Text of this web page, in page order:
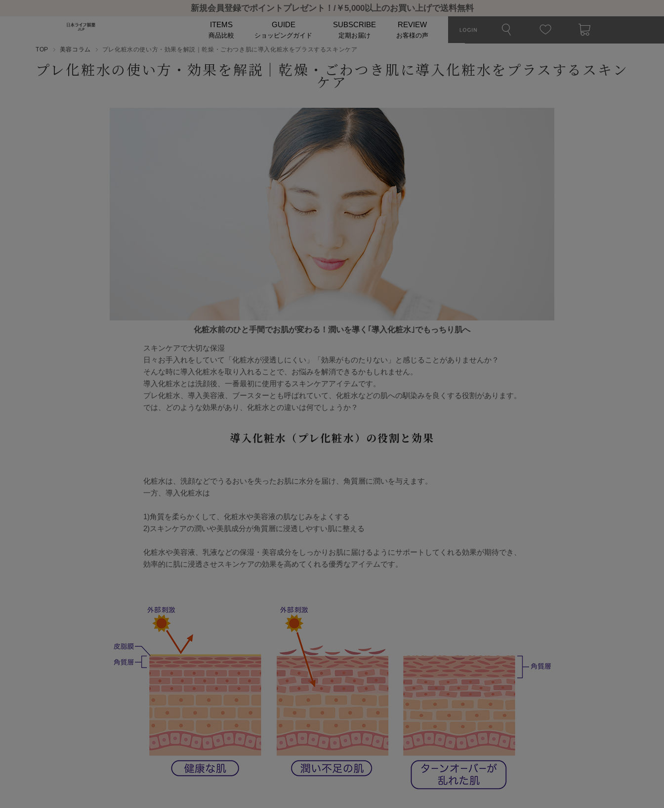
新規会員登録でポイントプレゼント！/￥5,000以上のお買い上げで送料無料
ITEMS
商品比較
GUIDE
ショッピングガイド
SUBSCRIBE
定期お届け
REVIEW
お客様の声
TOP 美容コラム プレ化粧水の使い方・効果を解説｜乾燥・ごわつき肌に導入化粧水をプラスするスキンケア
プレ化粧水の使い方・効果を解説｜乾燥・ごわつき肌に導入化粧水をプラスするスキン
ケア
化粧水前のひと手間でお肌が変わる！潤いを導く｢導入化粧水｣でもっちり肌へ
スキンケアで大切な保湿
日々お手入れをしていて「化粧水が浸透しにくい」「効果がものたりない」と感じることがありませんか？
そんな時に導入化粧水を取り入れることで、お悩みを解消できるかもしれません。
導入化粧水とは洗顔後、一番最初に使用するスキンケアアイテムです。
プレ化粧水、導入美容液、ブースターとも呼ばれていて、化粧水などの肌への馴染みを良くする役割があります。
では、どのような効果があり、化粧水との違いは何でしょうか？
導入化粧水（プレ化粧水）の役割と効果
化粧水は、洗顔などでうるおいを失ったお肌に水分を届け、角質層に潤いを与えます。
一方、導入化粧水は
1)角質を柔らかくして、化粧水や美容液の肌なじみをよくする
2)スキンケアの潤いや美肌成分が角質層に浸透しやすい肌に整える
化粧水や美容液、乳液などの保湿・美容成分をしっかりお肌に届けるようにサポートしてくれる効果が期待でき、
効率的に肌に浸透させスキンケアの効果を高めてくれる優秀なアイテムです。